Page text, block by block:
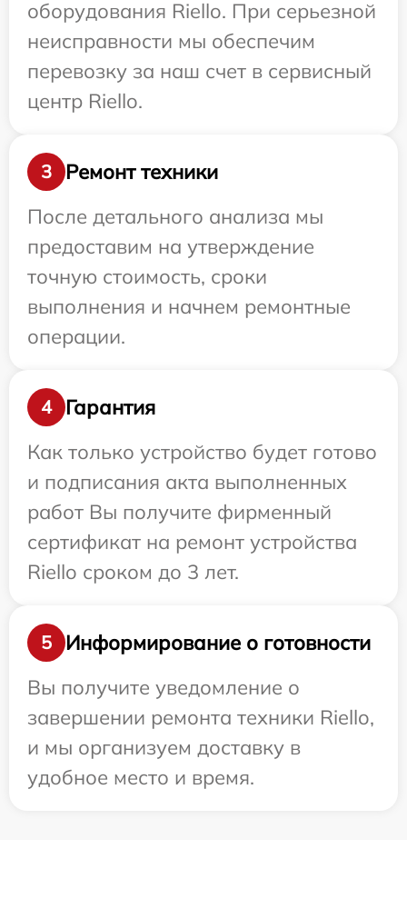
оборудования Riello. При серьезной
неисправности мы обеспечим
перевозку за наш счет в сервисный
центр Riello.
3
Ремонт техники
После детального анализа мы
предоставим на утверждение
точную стоимость, сроки
выполнения и начнем ремонтные
операции.
4
Гарантия
Как только устройство будет готово
и подписания акта выполненных
работ Вы получите фирменный
сертификат на ремонт устройства
Riello сроком до 3 лет.
5
Информирование о готовности
Вы получите уведомление о
завершении ремонта техники Riello,
и мы организуем доставку в
удобное место и время.